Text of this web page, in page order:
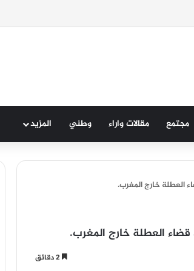
مجتمع مقالات واراء وطني المزيد
العطلة خارج المغرب.
العطلة خارج المغرب.